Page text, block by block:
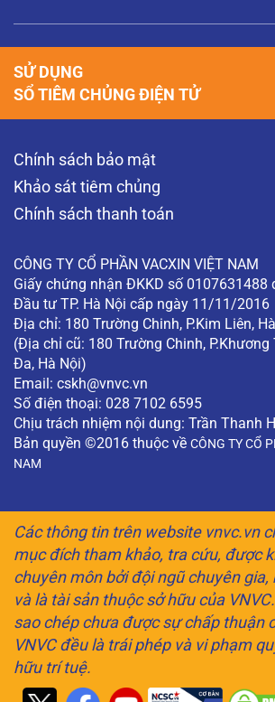
Chính sách bảo mật
Khảo sát tiêm chủng
Chính sách thanh toán
CÔNG TY CỔ PHẦN VACXIN VIỆT NAM
Giấy chứng nhận ĐKKD số 0107631488
Đầu tư TP. Hà Nội cấp ngày 11/11/2016
Địa chỉ: 180 Trường Chinh, P.Kim Liên,
(Địa chỉ cũ: 180 Trường Chinh,
Đa, Hà Nội)
Email: cskh@vnvc.vn
Số điện thoại: 028 7102 6595
Chịu trách nhiệm nội dung: Trần Thanh
Bản quyền ©2016 thuộc về CÔNG TY CỔ
NAM
SỬ DỤNG
SỔ TIÊM CHỦNG ĐIỆN TỬ
Các thông tin trên website vnvc.vn
mục đích tham khảo, tra cứu, được
chuyên môn bởi đội ngũ chuyên gia,
và là tài sản thuộc sở hữu của
sao chép chưa được sự chấp thuận
VNVC đều là trái phép và vi phạm
hữu trí tuệ.